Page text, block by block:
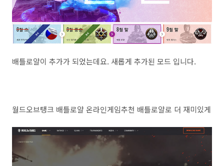
배틀로얄이 추가가 되었는데요. 새롭게 추가된 모드 입니다.
월드오브탱크 배틀로얄 온라인게임추천 배틀로얄로 더 재미있게